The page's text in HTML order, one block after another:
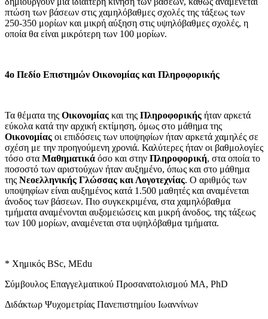
πτώση των βάσεων στις χαμηλόβαθμες σχολές της τάξεως των
250-350 μορίων και μικρή αύξηση στις υψηλόβαθμες σχολές, η
οποία θα είναι μικρότερη των 100 μορίων.
4ο Πεδίο Επιστημών Οικονομίας και Πληροφορικής
Τα θέματα της Οικονομίας και της Πληροφορικής ήταν αρκετά
εύκολα κατά την αρχική εκτίμηση, όμως στο μάθημα της
Οικονομίας οι επιδόσεις των υποψηφίων ήταν αρκετά χαμηλές σε
σχέση με την προηγούμενη χρονιά. Καλύτερες ήταν οι βαθμολογίες
τόσο στα Μαθηματικά όσο και στην Πληροφορική, στα οποία το
ποσοστό των αριστούχων ήταν αυξημένο, όπως και στο μάθημα
της Νεοελληνικής Γλώσσας και Λογοτεχνίας. Ο αριθμός των
υποψηφίων είναι αυξημένος κατά 1.500 μαθητές και αναμένεται
άνοδος των βάσεων. Πιο συγκεκριμένα, στα χαμηλόβαθμα
τμήματα αναμένονται αυξομειώσεις και μικρή άνοδος, της τάξεως
των 100 μορίων, αναμένεται στα υψηλόβαθμα τμήματα.
* Χημικός ΒSc, MEdu
Σύμβουλος Επαγγελματικού Προσανατολισμού ΜΑ, PhD
Διδάκτωρ Ψυχομετρίας Πανεπιστημίου Ιωαννίνων